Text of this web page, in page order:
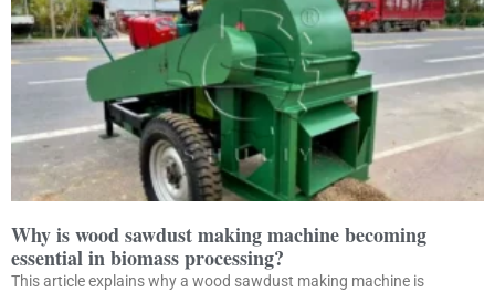
Why is wood sawdust making machine becoming
essential in biomass processing?
This article explains why a wood sawdust making machine is